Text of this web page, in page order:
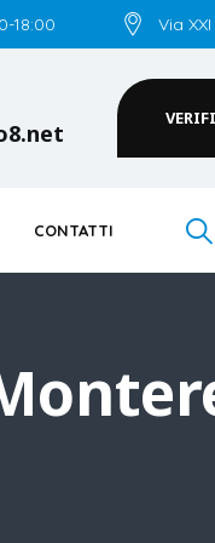
18:00 Via
CONTATTI